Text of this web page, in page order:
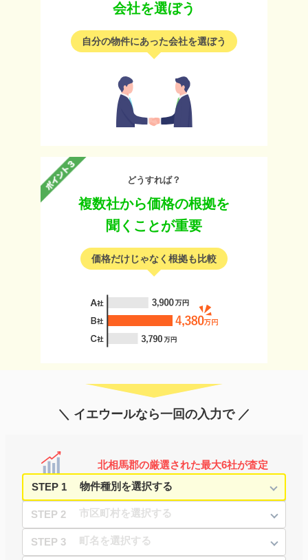
会社を選ぼう
自分の物件にあった会社を選ぼう
どうすれば？
複数社から価格の根拠を
聞くことが重要
価格だけじゃなく根拠も比較
＼ イエウールなら一回の入力で ／
北相馬郡の厳選された最大6社が査定
STEP 1
STEP 2
STEP 3